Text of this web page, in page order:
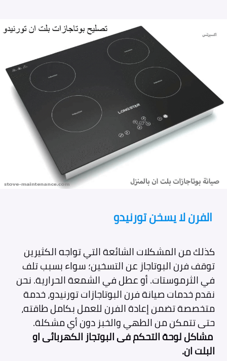
الفرن لا يسخن تورنيدو
كذلك من المشكلات الشائعة التي تواجه الكثيرين
توقف فرن البوتاجاز عن التسخين؛ سواء بسبب تلف
في الثرموستات. أو عطل في الشمعة الحرارية. نحن
نقدم خدمات صيانة فرن البوتاجازات تورنيدو، خدمة
متخصصة تضمن إعادة الفرن للعمل بكامل طاقته،
حتى تتمكن من الطهي والخبز دون أي مشكلة.
مشاكل لوحة التحكم فى البوتجاز الكهربائى او
البلت ان.